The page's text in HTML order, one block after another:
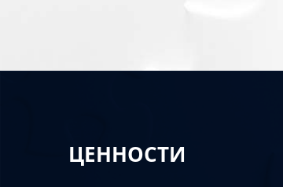
ЦЕННОСТИ